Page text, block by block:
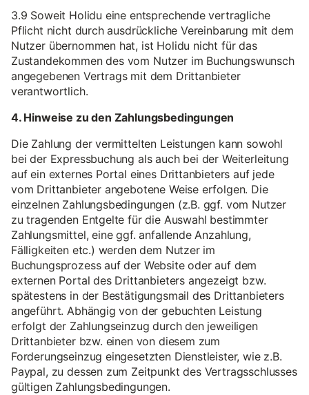
3.9 Soweit Holidu eine entsprechende vertragliche
Pflicht nicht durch ausdrückliche Vereinbarung mit dem
Nutzer übernommen hat, ist Holidu nicht für das
Zustandekommen des vom Nutzer im Buchungswunsch
angegebenen Vertrags mit dem Drittanbieter
verantwortlich.
4. Hinweise zu den Zahlungsbedingungen
Die Zahlung der vermittelten Leistungen kann sowohl
bei der Expressbuchung als auch bei der Weiterleitung
auf ein externes Portal eines Drittanbieters auf jede
vom Drittanbieter angebotene Weise erfolgen. Die
einzelnen Zahlungsbedingungen (z.B. ggf. vom Nutzer
zu tragenden Entgelte für die Auswahl bestimmter
Zahlungsmittel, eine ggf. anfallende Anzahlung,
Fälligkeiten etc.) werden dem Nutzer im
Buchungsprozess auf der Website oder auf dem
externen Portal des Drittanbieters angezeigt bzw.
spätestens in der Bestätigungsmail des Drittanbieters
angeführt. Abhängig von der gebuchten Leistung
erfolgt der Zahlungseinzug durch den jeweiligen
Drittanbieter bzw. einen von diesem zum
Forderungseinzug eingesetzten Dienstleister, wie z.B.
Paypal, zu dessen zum Zeitpunkt des Vertragsschlusses
gültigen Zahlungsbedingungen.